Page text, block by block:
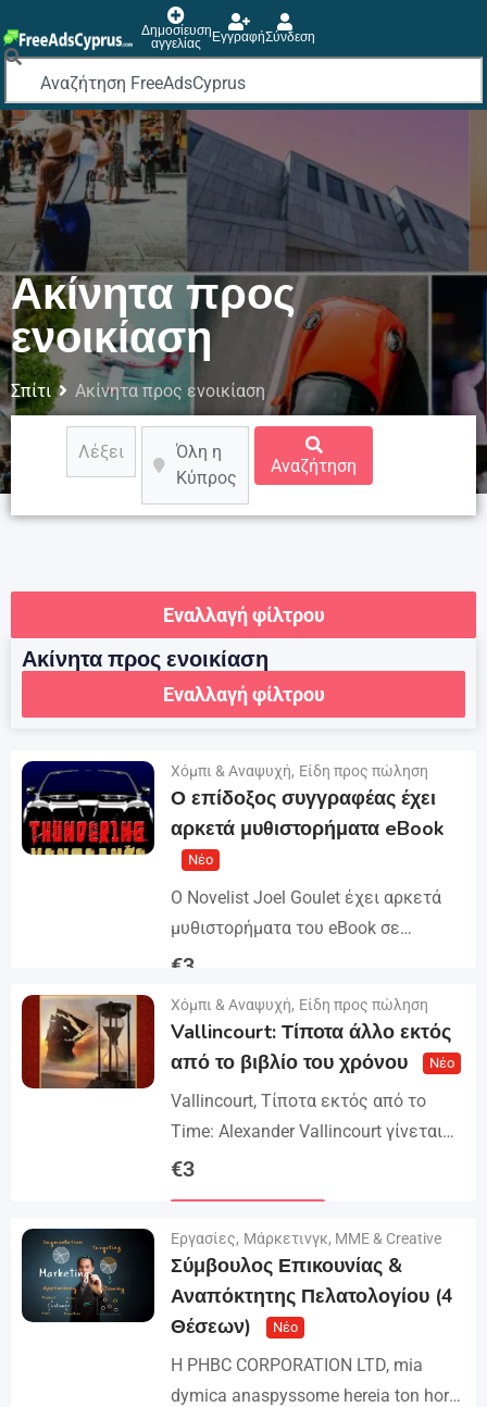
Δημοσίευση
αγγελίας
ΕγγραφήΣύνδεση
Ακίνητα προς
ενοικίαση
Σπίτι Ακίνητα προς ενοικίαση
Όλη η
Κύπρος
Αναζήτηση
Ακίνητα προς ενοικίαση
Εναλλαγή φίλτρου
Εναλλαγή φίλτρου
Χόμπι & Αναψυχή, Είδη προς πώληση
Ο επίδοξος συγγραφέας έχει
αρκετά μυθιστορήματα eBook
Νέο
Ο Novelist Joel Goulet έχει αρκετά
μυθιστορήματα του eBook σε
πολλαπλά είδη, όπως φαντασία,
δυτική, και επιστημονική φαντασία.
Έχει επίσης ένα φρέσκο...
€3
Λεπτομέρειες
Χόμπι & Αναψυχή, Είδη προς πώληση
Vallincourt: Τίποτα άλλο εκτός
από το βιβλίο του χρόνου
Νέο
Vallincourt, Τίποτα εκτός από το
Time: Alexander Vallincourt γίνεται
ένα παιδί καμπίνα σε ένα πλοίο που
€3
Εργασίες, Μάρκετινγκ, ΜΜΕ & Creative
Σύμβουλος Επικουνίας &
Αναπόκτητης Πελατολογίου (4
Θέσεων)
Νέο
Η PHBC CORPORATION LTD, mia
dymica anaspyssome hereia ton horo